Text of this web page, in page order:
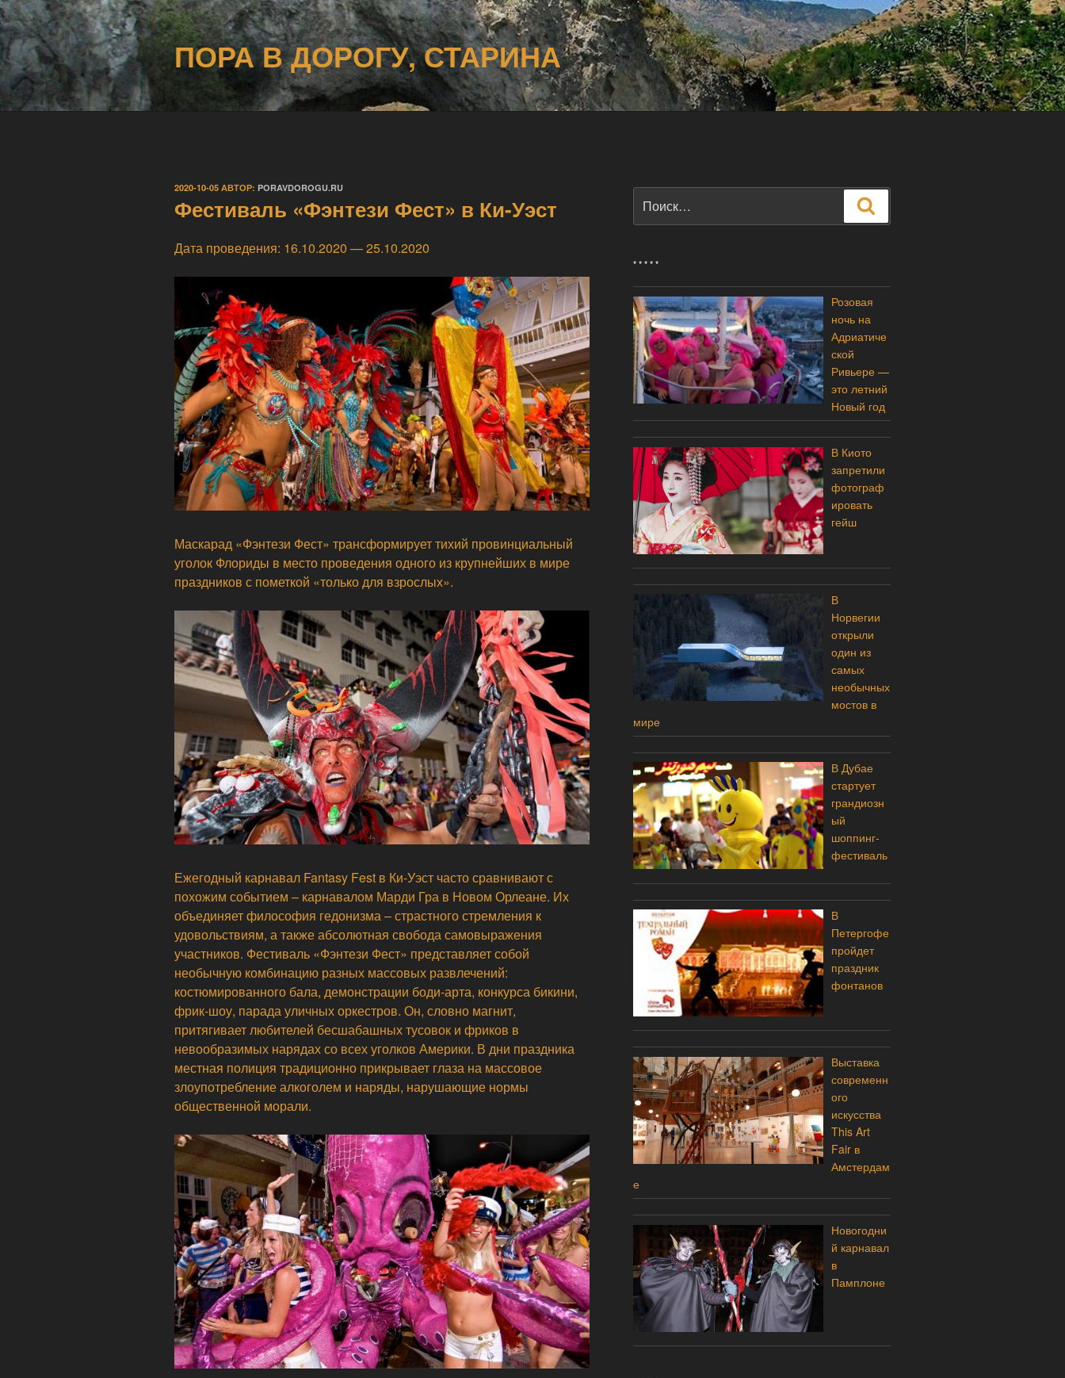
Перейти
к
содержимому
ПОРА В ДОРОГУ, СТАРИНА
ОПУБЛИКОВАНО
2020-10-05 АВТОР: PORAVDOROGU.RU
Фестиваль «Фэнтези Фест» в Ки-Уэст
Дата проведения: 16.10.2020 — 25.10.2020
Маскарад «Фэнтези Фест» трансформирует тихий провинциальный
уголок Флориды в место проведения одного из крупнейших в мире
праздников с пометкой «только для взрослых».
Ежегодный карнавал Fantasy Fest в Ки-Уэст часто сравнивают с
похожим событием – карнавалом Марди Гра в Новом Орлеане. Их
объединяет философия гедонизма – страстного стремления к
удовольствиям, а также абсолютная свобода самовыражения
участников. Фестиваль «Фэнтези Фест» представляет собой
необычную комбинацию разных массовых развлечений:
костюмированного бала, демонстрации боди-арта, конкурса бикини,
фрик-шоу, парада уличных оркестров. Он, словно магнит,
притягивает любителей бесшабашных тусовок и фриков в
невообразимых нарядах со всех уголков Америки. В дни праздника
местная полиция традиционно прикрывает глаза на массовое
злоупотребление алкоголем и наряды, нарушающие нормы
общественной морали.
* * * * *
Розовая
ночь на
Адриатиче
ской
Ривьере —
это летний
Новый год
В Киото
запретили
фотограф
ировать
гейш
В
Норвегии
открыли
один из
самых
необычных
мостов в
мире
В Дубае
стартует
грандиозн
ый
шоппинг-
фестиваль
В
Петергофе
пройдет
праздник
фонтанов
Выставка
современн
ого
искусства
This Art
Fair в
Амстердам
е
Новогодни
й карнавал
в
Памплоне